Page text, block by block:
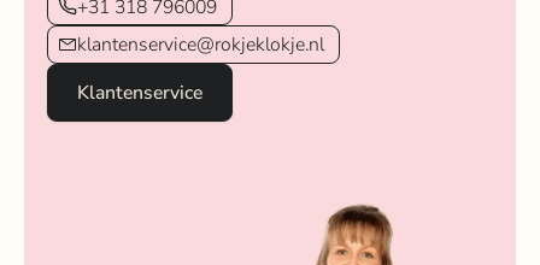
+31 318 796009
klantenservice@rokjeklokje.nl
Klantenservice